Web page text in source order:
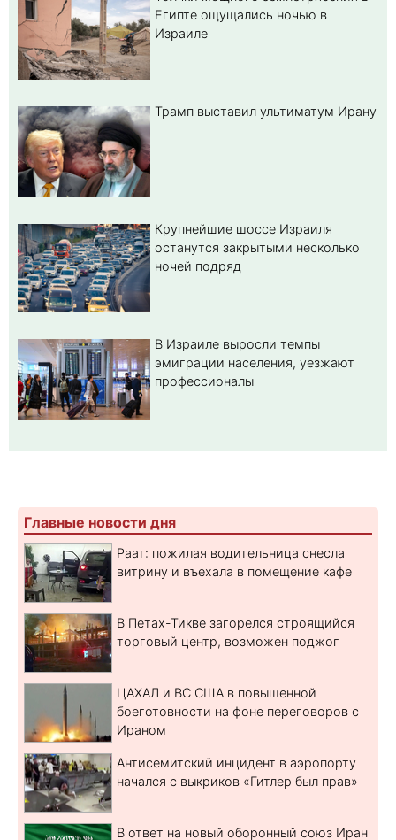
Египте ощущались ночью в
Израиле
Трамп выставил ультиматум Ирану
Крупнейшие шоссе Израиля
останутся закрытыми несколько
ночей подряд
В Израиле выросли темпы
эмиграции населения, уезжают
профессионалы
Главные новости дня
Раат: пожилая водительница снесла
витрину и въехала в помещение кафе
В Петах-Тикве загорелся строящийся
торговый центр, возможен поджог
ЦАХАЛ и ВС США в повышенной
боеготовности на фоне переговоров с
Ираном
Антисемитский инцидент в аэропорту
начался с выкриков «Гитлер был прав»
В ответ на новый оборонный союз Иран